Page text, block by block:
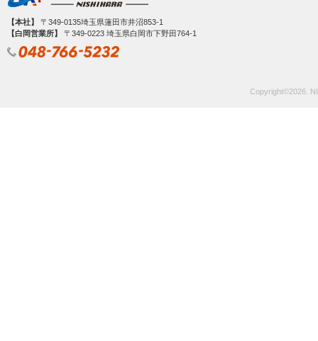
【本社】
〒349-0135埼玉県蓮田市井沼853-1
【白岡営業所】
〒349‐0223 埼玉県白岡市下野田764-1
Copyright©2026.